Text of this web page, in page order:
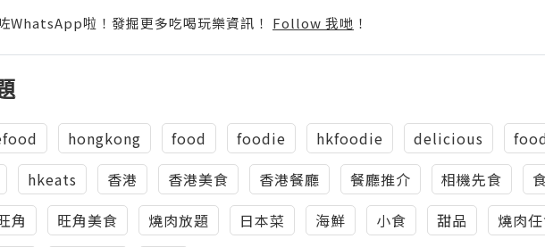
WhatsApp啦！發掘更多吃喝玩樂資訊！ Follow 我哋 ！
hongkong food foodie hkfoodie delicious
hkeats 香港 香港美食 香港餐廳 餐廳推介 相機先食
角 旺角美食 燒肉放題 日本菜 海鮮 小食 甜品 燒肉